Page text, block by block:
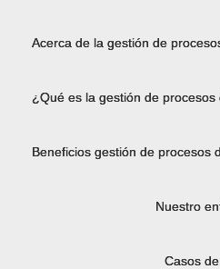
Acerca de la gestión de
¿Qué es la gestión de
Beneficios gestión de procesos
Nuestro
Casos